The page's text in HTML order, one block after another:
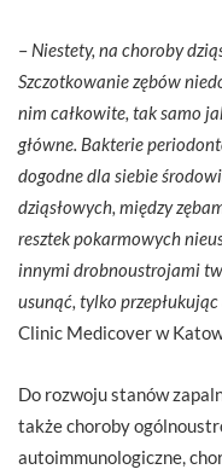
– Niestety, na choroby
Szczotkowanie zębów
nim całkowite, tak samo
główne. Bakterie
dogodne dla siebie
dziąsłowych, między
resztek pokarmowych
innymi drobnoustrojami
usunąć, tylko
Clinic Medicover w
Do rozwoju stanów
także choroby
autoimmunologiczne,